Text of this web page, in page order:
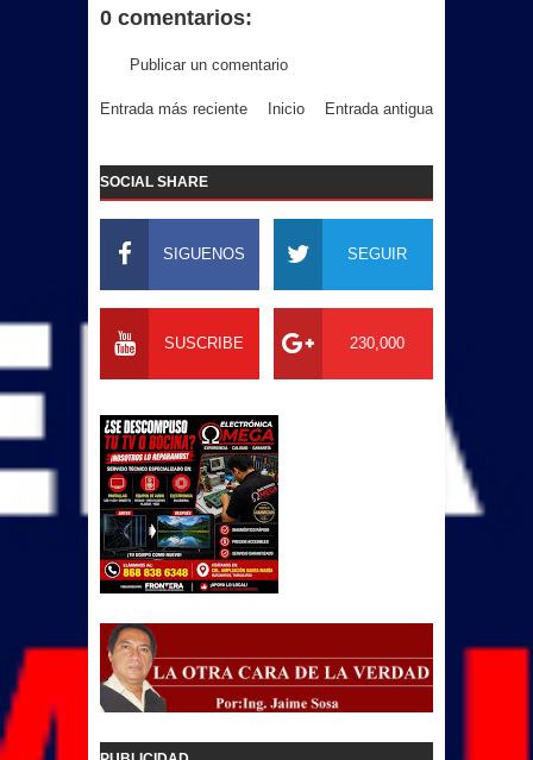
0 comentarios:
Publicar un comentario
Entrada más reciente Entrada antigua
Inicio
SOCIAL SHARE
SIGUENOS SEGUIR
SUSCRIBE 230,000